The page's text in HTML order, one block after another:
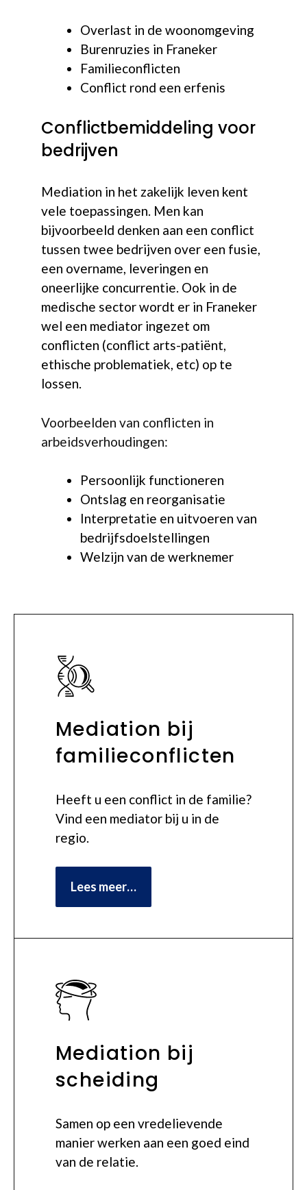
Overlast in de woonomgeving
Burenruzies in Franeker
Familieconflicten
Conflict rond een erfenis
Conflictbemiddeling voor
bedrijven
Mediation in het zakelijk leven kent
vele toepassingen. Men kan
bijvoorbeeld denken aan een conflict
tussen twee bedrijven over een fusie,
een overname, leveringen en
oneerlijke concurrentie. Ook in de
medische sector wordt er in Franeker
wel een mediator ingezet om
conflicten (conflict arts-patiënt,
ethische problematiek, etc) op te
lossen.
Voorbeelden van conflicten in
arbeidsverhoudingen:
Persoonlijk functioneren
Ontslag en reorganisatie
Interpretatie en uitvoeren van
bedrijfsdoelstellingen
Welzijn van de werknemer
Mediation bij
familieconflicten
Heeft u een conflict in de familie?
Vind een mediator bij u in de
regio.
Lees meer…
Mediation bij
scheiding
Samen op een vredelievende
manier werken aan een goed eind
van de relatie.